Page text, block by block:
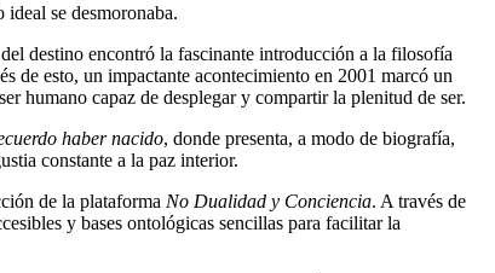
se desmoronaba.
destino encontró la fascinante introducción a la filosofía
de esto, un impactante acontecimiento en 2001 marcó un
humano capaz de desplegar y compartir la plenitud de ser.
haber nacido, donde presenta, a modo de biografía,
constante a la paz interior.
de la plataforma No Dualidad y Conciencia. A través de
y bases ontológicas sencillas para facilitar la